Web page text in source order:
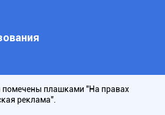
плашками "На правах
реклама".